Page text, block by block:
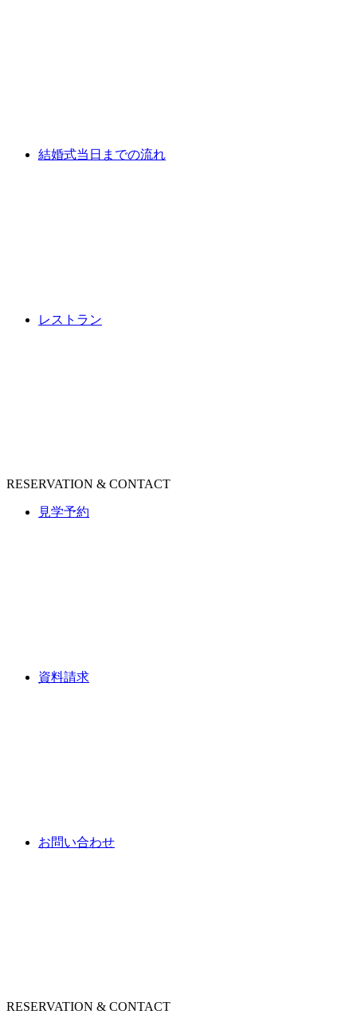
結婚式当日までの流れ
レストラン
RESERVATION & CONTACT
見学予約
資料請求
お問い合わせ
RESERVATION & CONTACT